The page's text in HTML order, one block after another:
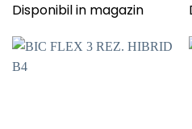
Disponibil in magazin